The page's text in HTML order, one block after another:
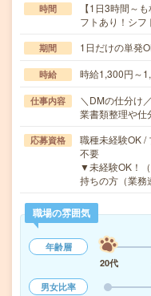
時間
【1日3時間～
フトあり！シ
期間 1日だけの単発
時給 時給1,300円～
仕事内容
＼DMの仕分け
業書類整理や
応募資格
職種未経験OK /
不要
▼未経験OK！
持ちの方（業
職場の雰囲気
年齢層
20代
男女比率